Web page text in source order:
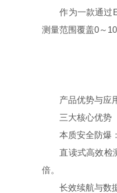
作为一款通过
测量范围覆盖0～
产品优势与应
三大核心优势
本质安全防爆：
直读式高效检测
倍。
长效续航与数据